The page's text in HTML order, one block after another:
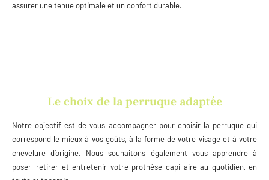
assurer une tenue optimale et un confort durable.
Le choix de la perruque adaptée
Notre objectif est de vous accompagner pour choisir la perruque qui
correspond le mieux à vos goûts, à la forme de votre visage et à votre
chevelure d’origine. Nous souhaitons également vous apprendre à
poser, retirer et entretenir votre prothèse capillaire au quotidien, en